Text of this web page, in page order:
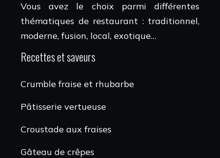
Vous avez le choix parmi différentes
thématiques de restaurant : traditionnel,
moderne, fusion, local, exotique…
Recettes et saveurs
Crumble fraise et rhubarbe
Pâtisserie vertueuse
Croustade aux fraises
Gâteau de crêpes